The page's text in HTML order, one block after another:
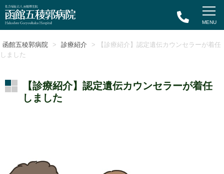
函館五稜郭病院 > 診療紹介
> 【診療紹介】認定遺伝カウンセラーが着任
しました
【診療紹介】認定遺伝カウンセラーが着任
しました